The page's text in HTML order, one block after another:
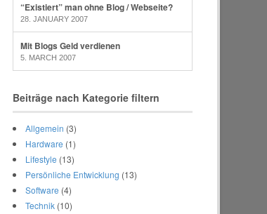
“Existiert” man ohne Blog / Webseite?
28. JANUARY 2007
Mit Blogs Geld verdienen
5. MARCH 2007
Beiträge nach Kategorie filtern
Allgemein (3)
Hardware (1)
Lifestyle (13)
Persönliche Entwicklung (13)
Software (4)
Technik (10)